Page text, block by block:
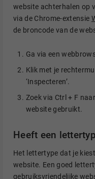
website achterhalen op
via de Chrome-extensie
de broncode van de
Ga via een
Klik met je
‘Inspecteren’.
Zoek via Ctrl + F
website gebruikt.
Heeft een
Het lettertype dat je
website. Een goed
gebruiksvriendelijke